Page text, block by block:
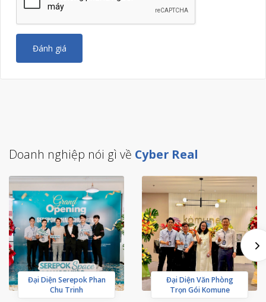
Đánh giá
Doanh nghiệp nói gì về Cyber Real
Đại Diện Serepok Phan
Chu Trinh
Đại Diện Văn Phòng
Trọn Gói Komune